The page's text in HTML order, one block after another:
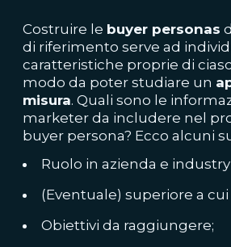
Costruire le buyer personas
di riferimento serve ad
caratteristiche proprie di
modo da poter studiare un
misura. Quali sono le
marketer da includere nel
buyer persona? Ecco alcuni
Ruolo in azienda e
(Eventuale) superiore a
Obiettivi da raggiungere;